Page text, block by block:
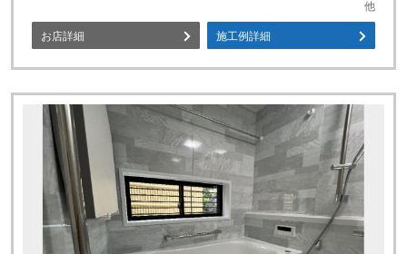
他
お店詳細 施工例詳細